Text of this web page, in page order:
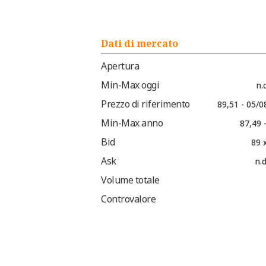
Dati di mercato
Apertura
Min-Max oggi
Prezzo di riferimento 89,51 - 05/
Min-Max anno 87,49
Bid 89
Ask
Volume totale
Controvalore